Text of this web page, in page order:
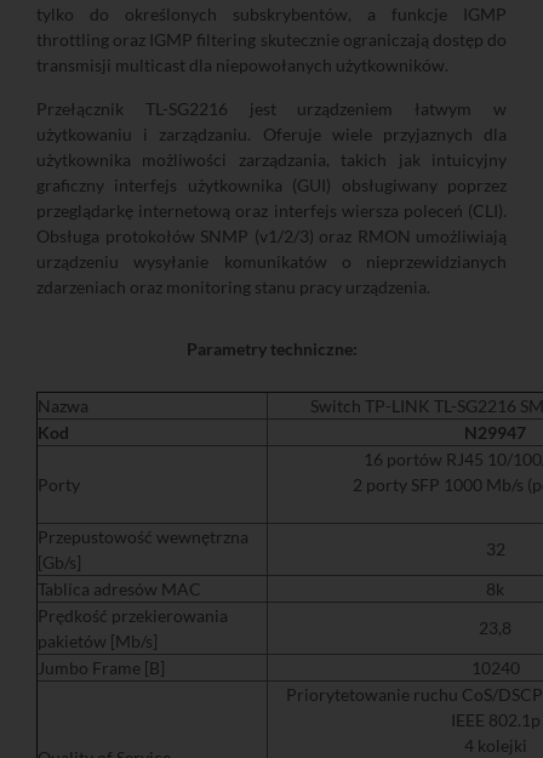
tylko do określonych subskrybentów, a funkcje IGMP
throttling oraz IGMP filtering skutecznie ograniczają dostęp do
transmisji multicast dla niepowołanych użytkowników.
Przełącznik TL-SG2216 jest urządzeniem łatwym w
użytkowaniu i zarządzaniu. Oferuje wiele przyjaznych dla
użytkownika możliwości zarządzania, takich jak intuicyjny
graficzny interfejs użytkownika (GUI) obsługiwany poprzez
przeglądarkę internetową oraz interfejs wiersza poleceń (CLI).
Obsługa protokołów SNMP (v1/2/3) oraz RMON umożliwiają
urządzeniu wysyłanie komunikatów o nieprzewidzianych
zdarzeniach oraz monitoring stanu pracy urządzenia.
Parametry techniczne:
Nazwa
Switch TP-LINK TL-SG2216
Kod
N29947
Porty
16 portów RJ45 10/
2 porty SFP 1000 Mb/s
Przepustowość wewnętrzna
[Gb/s]
32
Tablica adresów MAC
8k
Prędkość przekierowania
pakietów [Mb/s]
23,8
Jumbo Frame [B]
10240
Priorytetowanie ruchu CoS/
IEEE 802.1p
4 kolejki